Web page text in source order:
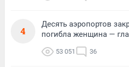
4
Десять аэропортов
погибла женщина —
53 051 36